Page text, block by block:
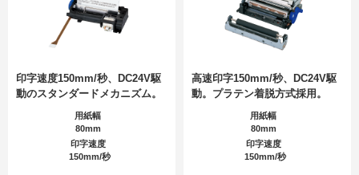
印字速度150mm/秒、DC24V駆
動のスタンダードメカニズム。
用紙幅
80mm
印字速度
150mm/秒
高速印字150mm/秒、DC24V駆
動。プラテン着脱方式採用。
用紙幅
80mm
印字速度
150mm/秒